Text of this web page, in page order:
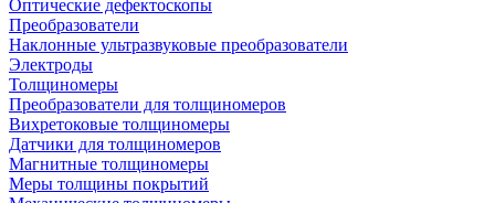
Оптические дефектоскопы
Преобразователи
Наклонные ультразвуковые преобразователи
Электроды
Толщиномеры
Преобразователи для толщиномеров
Вихретоковые толщиномеры
Датчики для толщиномеров
Магнитные толщиномеры
Меры толщины покрытий